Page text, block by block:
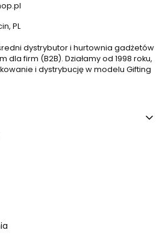
PL
dystrybutor i hurtownia gadżetów
dla firm (B2B). Działamy od 1998 roku,
i dystrybucję w modelu Gifting